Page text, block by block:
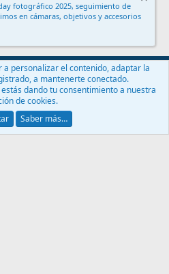
Política de privacidad
Ayuda
2010-2024 XenForo Ltd.
fotográfico 2025, seguimiento de
en cámaras, objetivos y accesorios
personalizar el contenido, adaptar la
a mantenerte conectado.
dando tu consentimiento a nuestra
de cookies.
Saber más…